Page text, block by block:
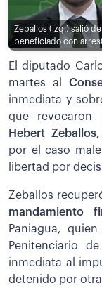
Zeballos (izq.) salió
beneficiado con
El diputado
martes al
inmediata y
que revocaron
Hebert
por el caso
libertad por
Zeballos
mandamiento
Paniagua,
Penitenciario
inmediata al
detenido por otra